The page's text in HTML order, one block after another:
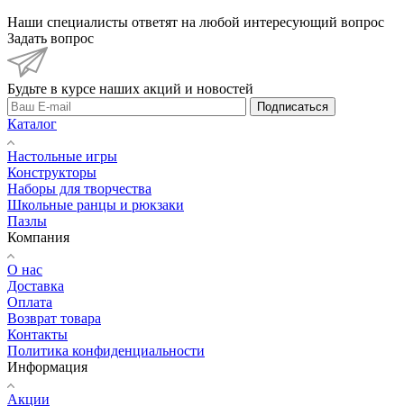
Наши специалисты ответят на любой интересующий вопрос
Задать вопрос
Будьте в курсе наших акций и новостей
Подписаться
Каталог
Настольные игры
Конструкторы
Наборы для творчества
Школьные ранцы и рюкзаки
Пазлы
Компания
О нас
Доставка
Оплата
Возврат товара
Контакты
Политика конфиденциальности
Информация
Акции